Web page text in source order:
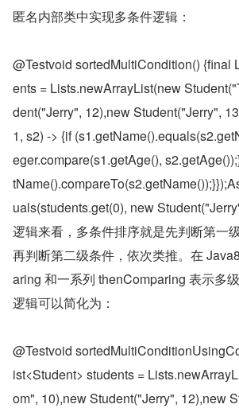
匿名内部类中实现多条件逻辑：
@Testvoid sortedMultiCondition() {final
ents = Lists.newArrayList(new
dent("Jerry", 12),new Student("Jerry",
1, s2) -> {if
eger.compare(s1.getAge(),
uals(students.get(0), new
逻辑来看，多条件排序就是先判断第一
再判断第二级条件，依次类推。在
aring 和一系列 thenComparing 表示多
逻辑可以简化为：
@Testvoid
ist<Student> students =
om", 10),new Student("Jerry", 12),new